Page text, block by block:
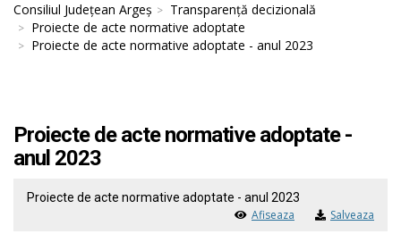
Consiliul Județean Argeș
Transparență decizională
Proiecte de acte normative adoptate
Proiecte de acte normative adoptate - anul 2023
Proiecte de acte normative adoptate -
anul 2023
Proiecte de acte normative adoptate - anul 2023
Afiseaza Salveaza